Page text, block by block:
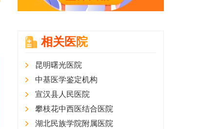
相关医院
昆明曙光医院
中基医学鉴定机构
宣汉县人民医院
攀枝花中西医结合医院
湖北民族学院附属医院